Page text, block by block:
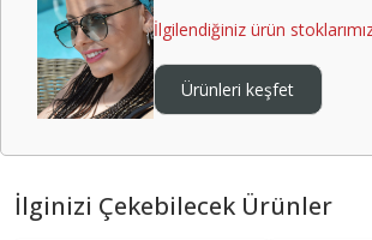
İlgilendiğiniz ürün
Ürünleri keşfet
İlginizi Çekebilecek Ürünler